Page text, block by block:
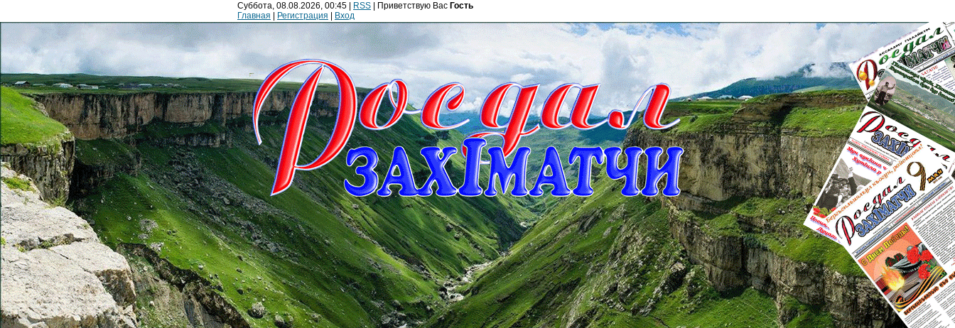
Суббота, 08.08.2026, 00:45 | RSS Приветствую Вас Гость
Главная
Регистрация Вход